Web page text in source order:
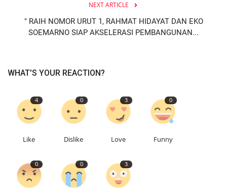
NEXT ARTICLE
" RAIH NOMOR URUT 1, RAHMAT HIDAYAT DAN EKO
SOEMARNO SIAP AKSELERASI PEMBANGUNAN...
WHAT'S YOUR REACTION?
4
Like
0
Dislike
3
Love
0
Funny
0 0 3